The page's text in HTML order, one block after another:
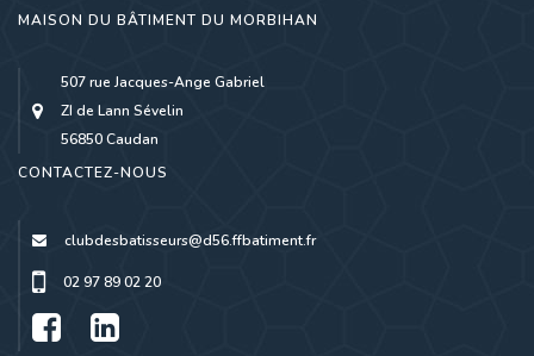
MAISON DU BÂTIMENT DU MORBIHAN
507 rue Jacques-Ange Gabriel
ZI de Lann Sévelin
56850 Caudan
CONTACTEZ-NOUS
clubdesbatisseurs@d56.ffbatiment.fr
02 97 89 02 20